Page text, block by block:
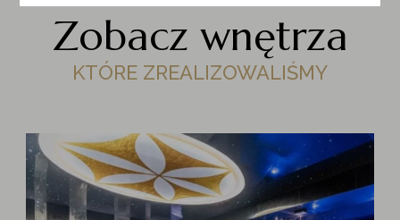
Zobacz wnętrza
KTÓRE ZREALIZOWALIŚMY